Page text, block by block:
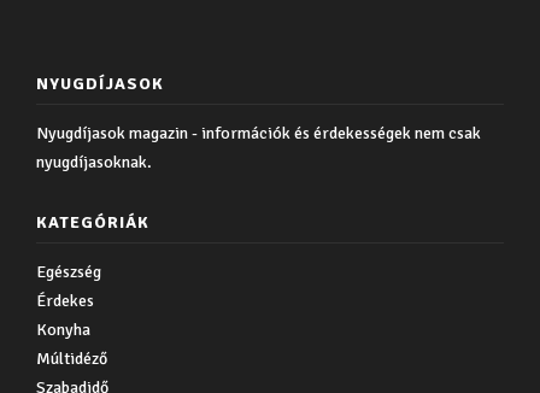
NYUGDÍJASOK
Nyugdíjasok magazin - információk és érdekességek nem csak
nyugdíjasoknak.
KATEGÓRIÁK
Egészség
Érdekes
Konyha
Múltidéző
Szabadidő